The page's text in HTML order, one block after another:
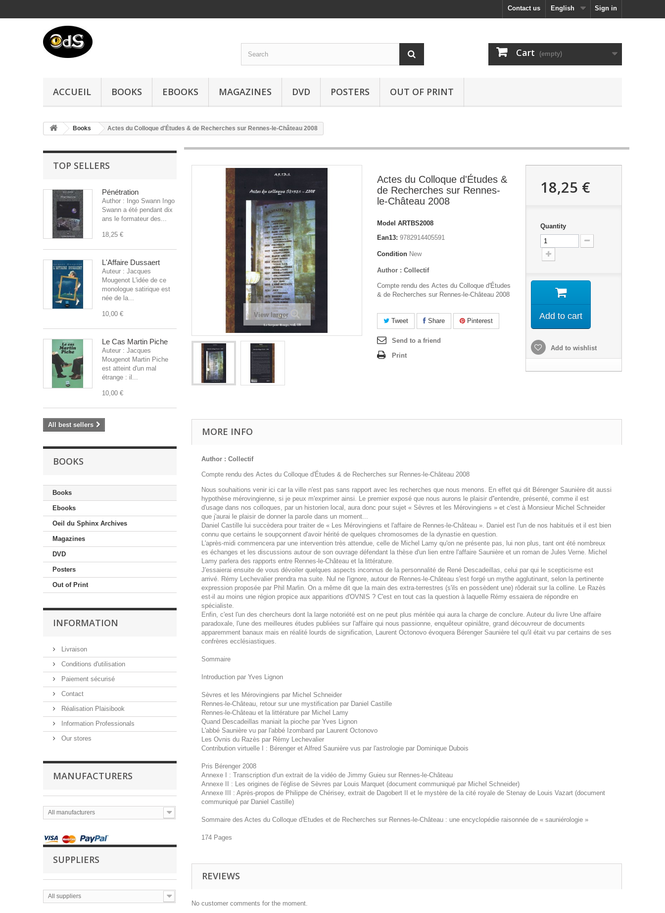
Sign in
English
Contact us
Cart (empty)
ACCUEIL BOOKS EBOOKS MAGAZINES DVD POSTERS OUT OF PRINT
Books Actes du Colloque d'Études & de Recherches sur Rennes-le-Château 2008
TOP SELLERS
Pénétration
Author : Ingo Swann Ingo
Swann a été pendant dix
ans le formateur des...
18,25 €
L'Affaire Dussaert
Auteur : Jacques
Mougenot L'idée de ce
monologue satirique est
née de la...
10,00 €
Le Cas Martin Piche
Auteur : Jacques
Mougenot Martin Piche
est atteint d'un mal
étrange : il...
10,00 €
All best sellers
BOOKS
Books
Ebooks
Oeil du Sphinx Archives
Magazines
DVD
Posters
Out of Print
INFORMATION
Livraison
Conditions d'utilisation
Paiement sécurisé
Contact
Réalisation Plaisibook
Information Professionals
Our stores
MANUFACTURERS
All manufacturers
SUPPLIERS
All suppliers
View larger
Actes du Colloque d'Études &
de Recherches sur Rennes-
le-Château 2008
Model ARTBS2008
Ean13: 9782914405591
Condition New
Author : Collectif
Compte rendu des Actes du Colloque d'Études
& de Recherches sur Rennes-le-Château 2008
Tweet Share Pinterest
Send to a friend
Print
18,25 €
Quantity
Add to cart
Add to wishlist
MORE INFO
Author : Collectif
Compte rendu des Actes du Colloque d'Études & de Recherches sur Rennes-le-Château 2008
Nous souhaitions venir ici car la ville n'est pas sans rapport avec les recherches que nous menons. En effet qui dit Bérenger Saunière dit aussi
hypothèse mérovingienne, si je peux m'exprimer ainsi. Le premier exposé que nous aurons le plaisir d''entendre, présenté, comme il est
d'usage dans nos colloques, par un historien local, aura donc pour sujet « Sèvres et les Mérovingiens » et c'est à Monsieur Michel Schneider
que j'aurai le plaisir de donner la parole dans un moment...
Daniel Castille lui succèdera pour traiter de « Les Mérovingiens et l'affaire de Rennes-le-Château ». Daniel est l'un de nos habitués et il est bien
connu que certains le soupçonnent d'avoir hérité de quelques chromosomes de la dynastie en question.
L'après-midi commencera par une intervention très attendue, celle de Michel Lamy qu'on ne présente pas, lui non plus, tant ont été nombreux
es échanges et les discussions autour de son ouvrage défendant la thèse d'un lien entre l'affaire Saunière et un roman de Jules Verne. Michel
Lamy parlera des rapports entre Rennes-le-Château et la littérature.
J'essaierai ensuite de vous dévoiler quelques aspects inconnus de la personnalité de René Descadeillas, celui par qui le scepticisme est
arrivé. Rémy Lechevalier prendra ma suite. Nul ne l'ignore, autour de Rennes-le-Château s'est forgé un mythe agglutinant, selon la pertinente
expression proposée par Phil Marlin. On a même dit que la main des extra-terrestres (s'ils en possèdent une) rôderait sur la colline. Le Razès
est-il au moins une région propice aux apparitions d'OVNIS ? C'est en tout cas la question à laquelle Rémy essaiera de répondre en
spécialiste.
Enfin, c'est l'un des chercheurs dont la large notoriété est on ne peut plus méritée qui aura la charge de conclure. Auteur du livre Une affaire
paradoxale, l'une des meilleures études publiées sur l'affaire qui nous passionne, enquêteur opiniâtre, grand découvreur de documents
apparemment banaux mais en réalité lourds de signification, Laurent Octonovo évoquera Bérenger Saunière tel qu'il était vu par certains de ses
confrères ecclésiastiques.
Sommaire
Introduction par Yves Lignon
Sèvres et les Mérovingiens par Michel Schneider
Rennes-le-Château, retour sur une mystification par Daniel Castille
Rennes-le-Château et la littérature par Michel Lamy
Quand Descadeillas maniait la pioche par Yves Lignon
L'abbé Saunière vu par l'abbé Izombard par Laurent Octonovo
Les Ovnis du Razès par Rémy Lechevalier
Contribution virtuelle I : Bérenger et Alfred Saunière vus par l'astrologie par Dominique Dubois
Pris Bérenger 2008
Annexe I : Transcription d'un extrait de la vidéo de Jimmy Guieu sur Rennes-le-Château
Annexe II : Les origines de l'église de Sèvres par Louis Marquet (document communiqué par Michel Schneider)
Annexe III : Après-propos de Philippe de Chérisey, extrait de Dagobert II et le mystère de la cité royale de Stenay de Louis Vazart (document
communiqué par Daniel Castille)
Sommaire des Actes du Colloque d'Etudes et de Recherches sur Rennes-le-Château : une encyclopédie raisonnée de « sauniérologie »
174 Pages
REVIEWS
No customer comments for the moment.